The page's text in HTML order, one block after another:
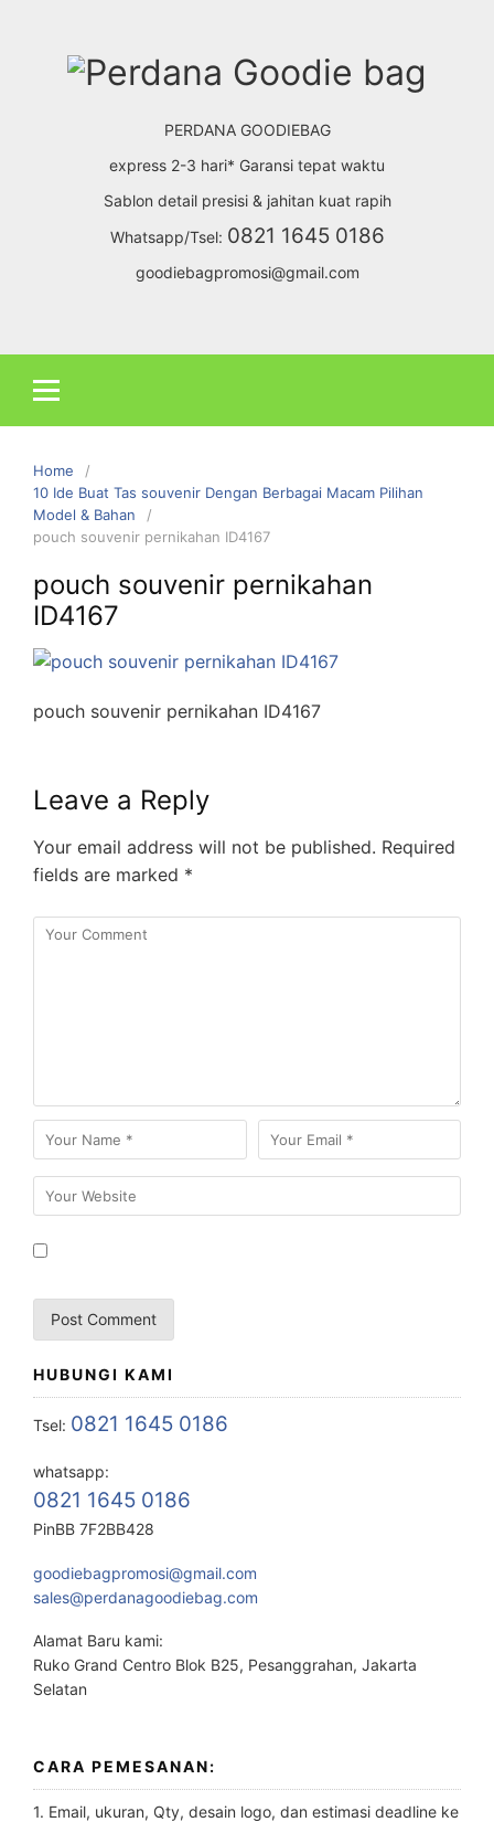
PERDANA GOODIEBAG
express 2-3 hari* Garansi tepat waktu
Sablon detail presisi & jahitan kuat rapih
Whatsapp/Tsel: 0821 1645 0186
goodiebagpromosi@gmail.com
Home
10 Ide Buat Tas souvenir Dengan Berbagai Macam Pilihan
Model & Bahan
pouch souvenir pernikahan ID4167
pouch souvenir pernikahan
ID4167
pouch souvenir pernikahan ID4167
Leave a Reply
Your email address will not be published. Required
fields are marked *
HUBUNGI KAMI
Tsel: 0821 1645 0186
whatsapp:
0821 1645 0186
PinBB 7F2BB428
goodiebagpromosi@gmail.com
sales@perdanagoodiebag.com
Alamat Baru kami:
Ruko Grand Centro Blok B25, Pesanggrahan, Jakarta
Selatan
CARA PEMESANAN:
1. Email, ukuran, Qty, desain logo, dan estimasi deadline ke